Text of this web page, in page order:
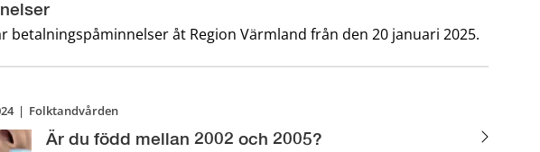
betalningspåminnelser åt Region Värmland från den 20 januari 2025.
| Folktandvården
Är du född mellan 2002 och 2005?